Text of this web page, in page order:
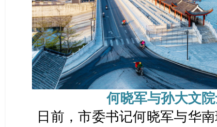
何晓军与孙大文
日前，市委书记何晓军与华